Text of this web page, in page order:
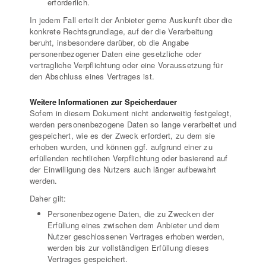
In jedem Fall erteilt der Anbieter gerne Auskunft über die
konkrete Rechtsgrundlage, auf der die Verarbeitung
beruht, insbesondere darüber, ob die Angabe
personenbezogener Daten eine gesetzliche oder
vertragliche Verpflichtung oder eine Voraussetzung für
den Abschluss eines Vertrages ist.
Weitere Informationen zur Speicherdauer
Sofern in diesem Dokument nicht anderweitig festgelegt,
werden personenbezogene Daten so lange verarbeitet und
gespeichert, wie es der Zweck erfordert, zu dem sie
erhoben wurden, und können ggf. aufgrund einer zu
erfüllenden rechtlichen Verpflichtung oder basierend auf
der Einwilligung des Nutzers auch länger aufbewahrt
werden.
Daher gilt:
Personenbezogene Daten, die zu Zwecken der
Erfüllung eines zwischen dem Anbieter und dem
Nutzer geschlossenen Vertrages erhoben werden,
werden bis zur vollständigen Erfüllung dieses
Vertrages gespeichert.